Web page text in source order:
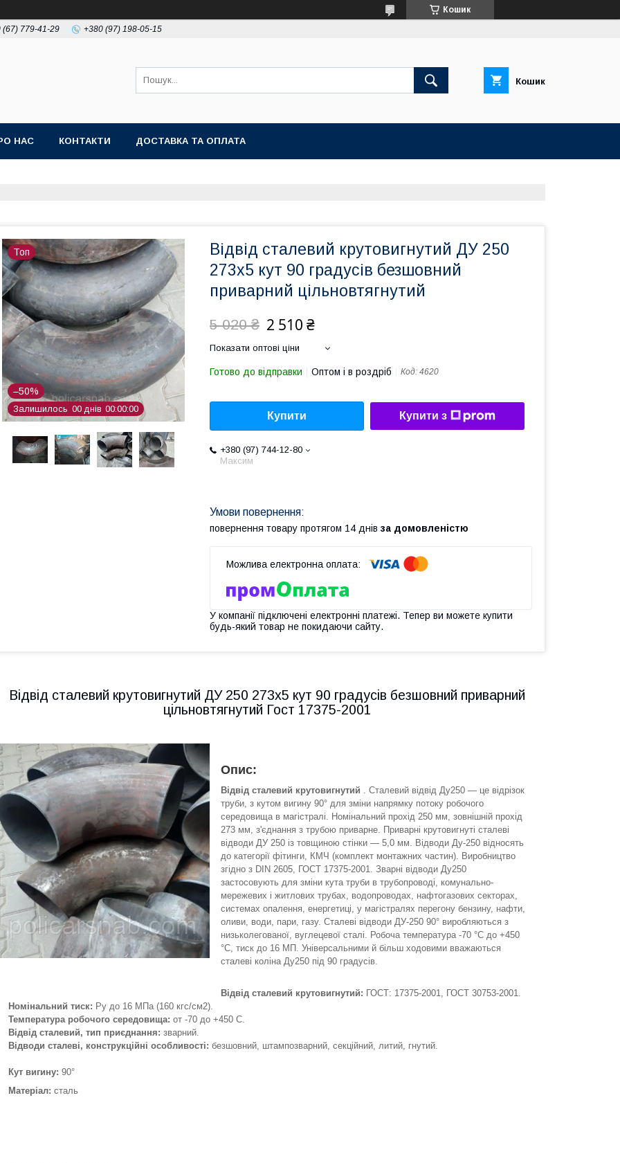
Кошик
(67) 779-41-29 +380 (97) 198-05-15
Кошик
НАС КОНТАКТИ ДОСТАВКА ТА ОПЛАТА
Топ
–50%
Залишилось 00 днів 00 00 00
Відвід сталевий крутовигнутий ДУ 250
273х5 кут 90 градусів безшовний
приварний цільновтягнутий
5 020 ₴ 2 510 ₴
Показати оптові ціни
Готово до відправки Оптом і в роздріб Код: 4620
Купити Купити з
+380 (97) 744-12-80
Максим
повернення товару протягом 14 днів за домовленістю
У компанії підключені електронні платежі. Тепер ви можете купити
будь-який товар не покидаючи сайту.
Відвід сталевий крутовигнутий ДУ 250 273х5 кут 90 градусів безшовний приварний
цільновтягнутий Гост 17375-2001
Опис:
Відвід сталевий крутовигнутий . Сталевий відвід Ду250 — це відрізок
труби, з кутом вигину 90° для зміни напрямку потоку робочого
середовища в магістралі. Номінальний прохід 250 мм, зовнішній прохід
273 мм, з'єднання з трубою приварне. Приварні крутовигнуті сталеві
відводи ДУ 250 із товщиною стінки — 5,0 мм. Відводи Ду-250 відносять
до категорії фітинги, КМЧ (комплект монтажних частин). Виробництво
згідно з DIN 2605, ГОСТ 17375-2001. Зварні відводи Ду250
застосовують для зміни кута труби в трубопроводі, комунально-
мережевих і житлових трубах, водопроводах, нафтогазових секторах,
системах опалення, енергетиці, у магістралях перегону бензину, нафти,
оливи, води, пари, газу. Сталеві відводи ДУ-250 90° виробляються з
низьколегованої, вуглецевої сталі. Робоча температура -70 °C до +450
°C, тиск до 16 МП. Універсальними й більш ходовими вважаються
сталеві коліна Ду250 під 90 градусів.
Відвід сталевий крутовигнутий: ГОСТ: 17375-2001, ГОСТ 30753-2001.
Номінальний тиск: Py до 16 МПа (160 кгс/см2).
Температура робочого середовища: от -70 до +450 C.
Відвід сталевий, тип приєднання: зварний.
Відводи сталеві, конструкційні особливості: безшовний, штампозварний, секційний, литий, гнутий.
Кут вигину: 90°
Матеріал: сталь